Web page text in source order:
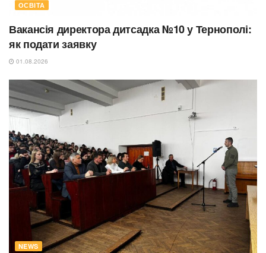
ОСВІТА
Вакансія директора дитсадка №10 у Тернополі:
як подати заявку
01.08.2026
NEWS